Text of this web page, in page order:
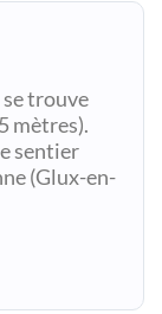
trouve
mètres).
sentier
(Glux-en-